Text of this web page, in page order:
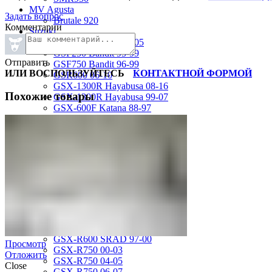
MV Agusta
Brutale 920
Suzuki
GSF1200 Bandit 01-05
GSF250 Bandit 95-99
GSF750 Bandit 96-99
GSR600 06-10
GSX-1300R Hayabusa 08-16
GSX-1300R Hayabusa 99-07
GSX-600F Katana 88-97
GSX-R600 SRAD 97-00
GSX-R750 00-03
GSX-R750 04-05
Задать вопрос
Комментарии
Отправить
ИЛИ ВОСПОЛЬЗУЙТЕСЬ
КОНТАКТНОЙ ФОРМОЙ
Похожие товары
Просмотр
Отложить
Close